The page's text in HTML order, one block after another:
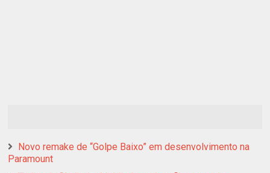
Novo remake de “Golpe Baixo” em desenvolvimento na
Paramount